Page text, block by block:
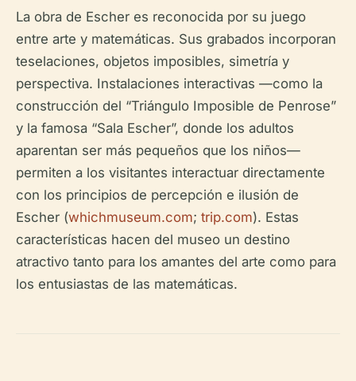
La obra de Escher es reconocida por su juego
entre arte y matemáticas. Sus grabados incorporan
teselaciones, objetos imposibles, simetría y
perspectiva. Instalaciones interactivas —como la
construcción del “Triángulo Imposible de Penrose”
y la famosa “Sala Escher”, donde los adultos
aparentan ser más pequeños que los niños—
permiten a los visitantes interactuar directamente
con los principios de percepción e ilusión de
Escher (whichmuseum.com; trip.com). Estas
características hacen del museo un destino
atractivo tanto para los amantes del arte como para
los entusiastas de las matemáticas.